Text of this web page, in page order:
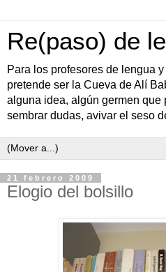
Re(paso) de
Para los profesores de lengua
pretende ser la Cueva de Alí
alguna idea, algún germen que
sembrar dudas, avivar el seso
21 febrero 2009
Elogio del bolsillo